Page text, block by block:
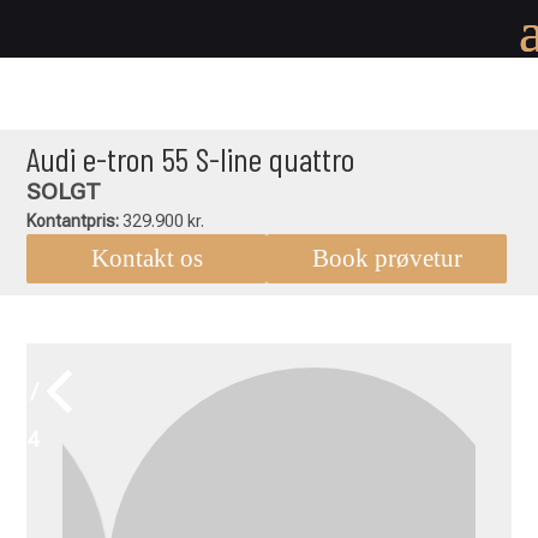
Audi e-tron 55 S-line quattro
SOLGT
Kontantpris:329.900 kr.
Kontakt os Book prøvetur
Audi